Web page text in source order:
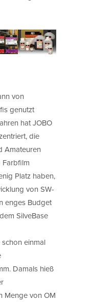
von
genutzt
hat JOBO
die
Amateuren
Platz haben,
von SW-
enges Budget
SilveBase
einmal
Damals hieß
Menge von OM